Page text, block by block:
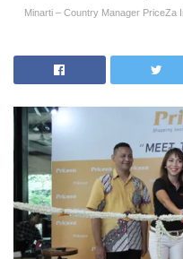
Minarti – Country Manager PriceZa